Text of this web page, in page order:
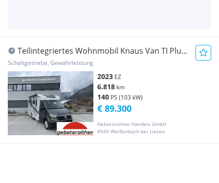
Teilintegriertes Wohnmobil Knaus Van TI Plus
650 MEG Platinu...
Schaltgetriebe, Gewährleistung
2023 EZ
6.818 km
140 PS (103 kW)
Gebetsroither Handels GmbH
8940 Weißenbach bei Liezen
€ 89.300